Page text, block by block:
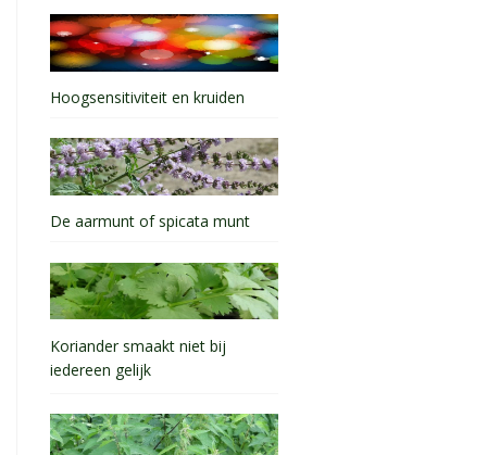
Hoogsensitiviteit en kruiden
De aarmunt of spicata munt
Koriander smaakt niet bij
iedereen gelijk